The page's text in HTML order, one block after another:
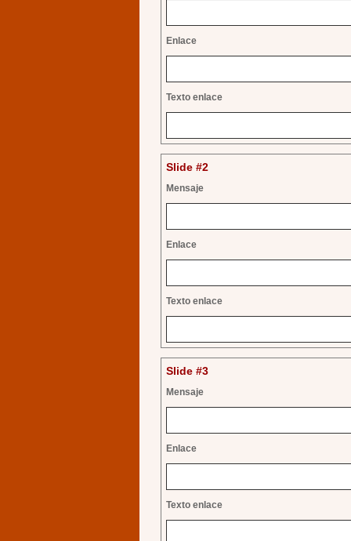
Enlace
Texto enlace
Slide #2
Mensaje
Enlace
Texto enlace
Slide #3
Mensaje
Enlace
Texto enlace